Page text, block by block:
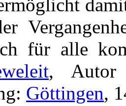
für alle
, Autor
Göttingen,